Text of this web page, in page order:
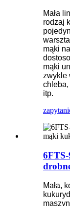
Mała
rodzaj
mąki
mąki
zwykle
chleba,
itp.
Mała,